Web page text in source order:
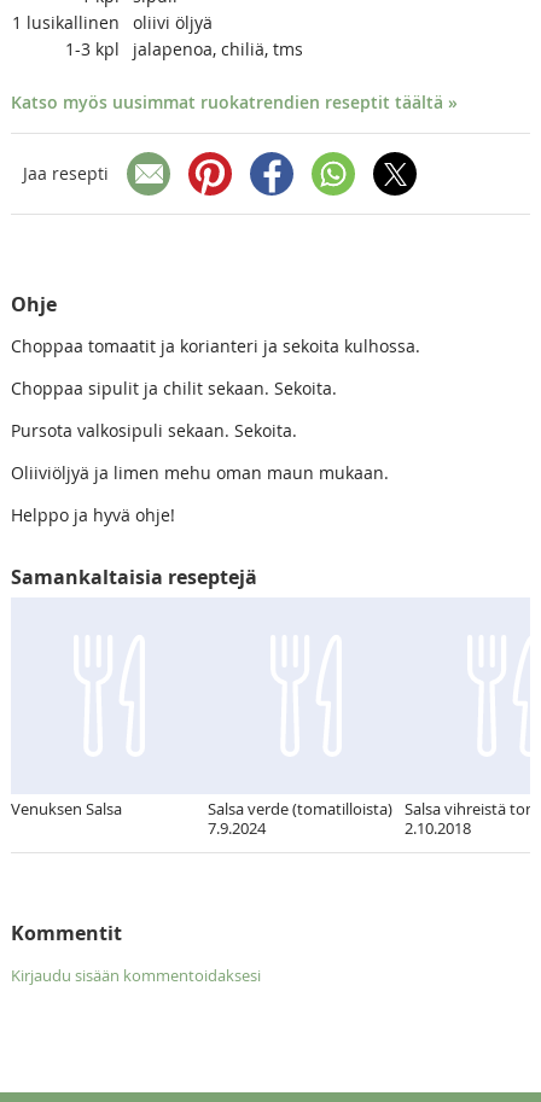
1 lusikallinen
oliivi öljyä
1-3 kpl jalapenoa, chiliä, tms
Katso myös uusimmat ruokatrendien reseptit täältä »
Jaa resepti
Ohje
Choppaa tomaatit ja korianteri ja sekoita kulhossa.
Choppaa sipulit ja chilit sekaan. Sekoita.
Pursota valkosipuli sekaan. Sekoita.
Oliiviöljyä ja limen mehu oman maun mukaan.
Helppo ja hyvä ohje!
Samankaltaisia reseptejä
Venuksen Salsa
Salsa verde (tomatilloista)
7.9.2024
Salsa vihreistä
2.10.2018
Kommentit
Kirjaudu sisään kommentoidaksesi